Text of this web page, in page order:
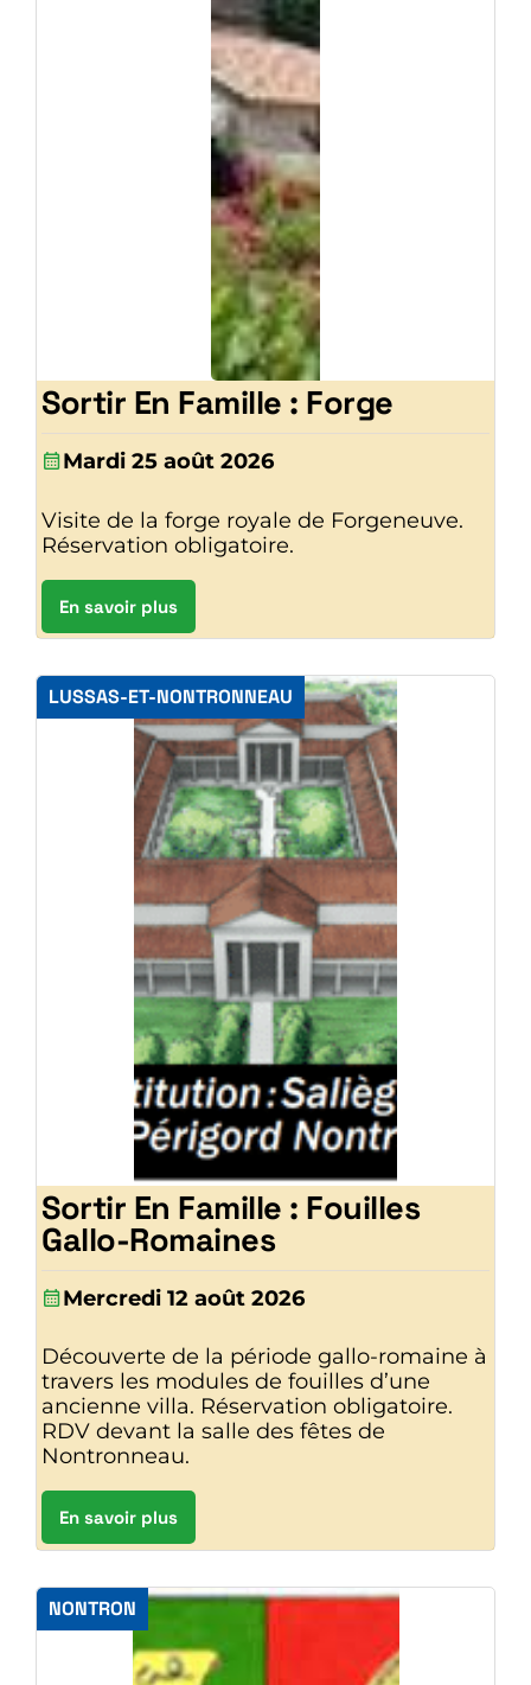
Sortir En Famille : Forge
Mardi 25 août 2026
Visite de la forge royale de Forgeneuve.
Réservation obligatoire.
En savoir plus
LUSSAS-ET-NONTRONNEAU
Sortir En Famille : Fouilles
Gallo-Romaines
Mercredi 12 août 2026
Découverte de la période gallo-romaine à
travers les modules de fouilles d’une
ancienne villa. Réservation obligatoire.
RDV devant la salle des fêtes de
Nontronneau.
En savoir plus
NONTRON